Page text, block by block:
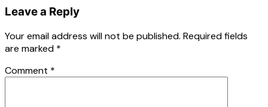
Leave a Reply
Your email address will not be published. Required fields
are marked *
Comment *